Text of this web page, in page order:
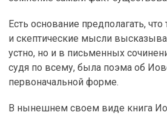
Есть основание предполагать,
и скептические мысли
устно, но и в письменных
судя по всему, была поэма об
первоначальной форме.
В нынешнем своем виде книга